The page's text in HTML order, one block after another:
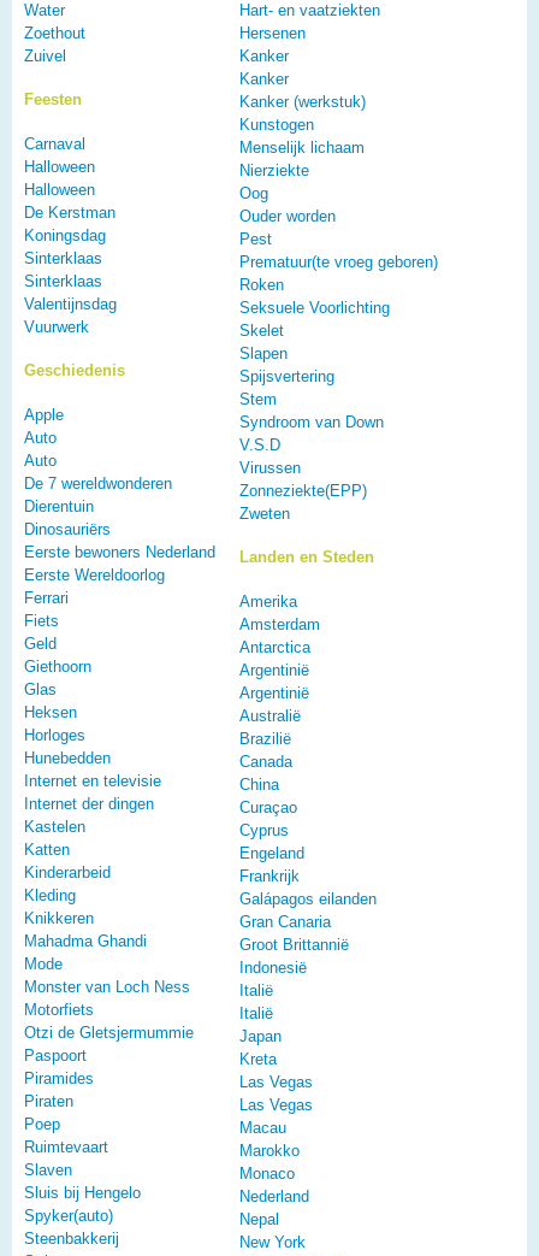
Water
Zoethout
Zuivel
Feesten
Carnaval
Halloween
Halloween
De Kerstman
Koningsdag
Sinterklaas
Sinterklaas
Valentijnsdag
Vuurwerk
Geschiedenis
Apple
Auto
Auto
De 7 wereldwonderen
Dierentuin
Dinosauriërs
Eerste bewoners Nederland
Eerste Wereldoorlog
Ferrari
Fiets
Geld
Giethoorn
Glas
Heksen
Horloges
Hunebedden
Internet en televisie
Internet der dingen
Kastelen
Katten
Kinderarbeid
Kleding
Knikkeren
Mahadma Ghandi
Mode
Monster van Loch Ness
Motorfiets
Otzi de Gletsjermummie
Paspoort
Piramides
Piraten
Poep
Ruimtevaart
Slaven
Sluis bij Hengelo
Spyker(auto)
Steenbakkerij
Hart- en vaatziekten
Hersenen
Kanker
Kanker
Kanker (werkstuk)
Kunstogen
Menselijk lichaam
Nierziekte
Oog
Ouder worden
Pest
Prematuur(te vroeg geboren)
Roken
Seksuele Voorlichting
Skelet
Slapen
Spijsvertering
Stem
Syndroom van Down
V.S.D
Virussen
Zonneziekte(EPP)
Zweten
Landen en Steden
Amerika
Amsterdam
Antarctica
Argentinië
Argentinië
Australië
Brazilië
Canada
China
Curaçao
Cyprus
Engeland
Frankrijk
Galápagos eilanden
Gran Canaria
Groot Brittannië
Indonesië
Italië
Italië
Japan
Kreta
Las Vegas
Las Vegas
Macau
Marokko
Monaco
Nederland
Nepal
New York